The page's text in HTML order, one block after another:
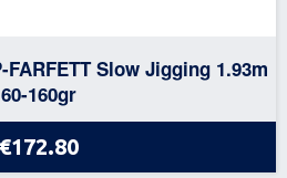
Slow Jigging 1.93m
60-160gr
€172.80